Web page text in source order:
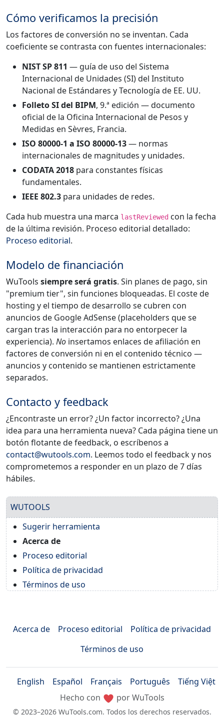
Cómo verificamos la precisión
Los factores de conversión no se inventan. Cada
coeficiente se contrasta con fuentes internacionales:
NIST SP 811 — guía de uso del Sistema
Internacional de Unidades (SI) del Instituto
Nacional de Estándares y Tecnología de EE. UU.
Folleto SI del BIPM, 9.ª edición — documento
oficial de la Oficina Internacional de Pesos y
Medidas en Sèvres, Francia.
ISO 80000-1 a ISO 80000-13— normas
internacionales de magnitudes y unidades.
CODATA 2018 para constantes físicas
fundamentales.
IEEE 802.3 para unidades de redes.
Cada hub muestra una marca lastReviewed con la fecha
de la última revisión. Proceso editorial detallado:
Proceso editorial.
Modelo de financiación
WuTools siempre será gratis. Sin planes de pago, sin
"premium tier", sin funciones bloqueadas. El coste de
hosting y el tiempo de desarrollo se cubren con
anuncios de Google AdSense (placeholders que se
cargan tras la interacción para no entorpecer la
experiencia). No insertamos enlaces de afiliación en
factores de conversión ni en el contenido técnico —
anuncios y contenido se mantienen estrictamente
separados.
Contacto y feedback
¿Encontraste un error? ¿Un factor incorrecto? ¿Una
idea para una herramienta nueva? Cada página tiene un
botón flotante de feedback, o escríbenos a
contact@wutools.com. Leemos todo el feedback y nos
comprometemos a responder en un plazo de 7 días
hábiles.
WUTOOLS
Sugerir herramienta
Acerca de
Proceso editorial
Política de privacidad
Términos de uso
Acerca de Proceso editorial
Política de privacidad
Términos de uso
English Español Français Português
Tiếng Việt
Hecho con
por WuTools
© 2023–2026 WuTools.com. Todos los derechos reservados.